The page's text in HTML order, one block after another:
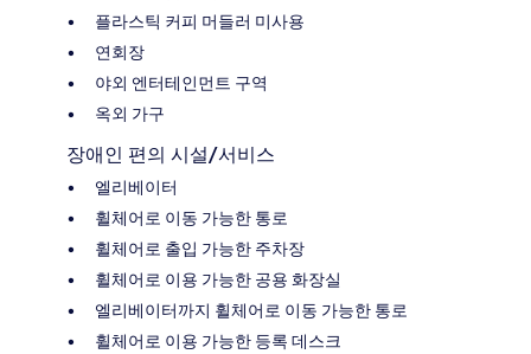
플라스틱 커피 머들러 미사용
연회장
야외 엔터테인먼트 구역
옥외 가구
장애인 편의 시설/서비스
엘리베이터
휠체어로 이동 가능한 통로
휠체어로 출입 가능한 주차장
휠체어로 이용 가능한 공용 화장실
엘리베이터까지 휠체어로 이동 가능한 통로
휠체어로 이용 가능한 등록 데스크